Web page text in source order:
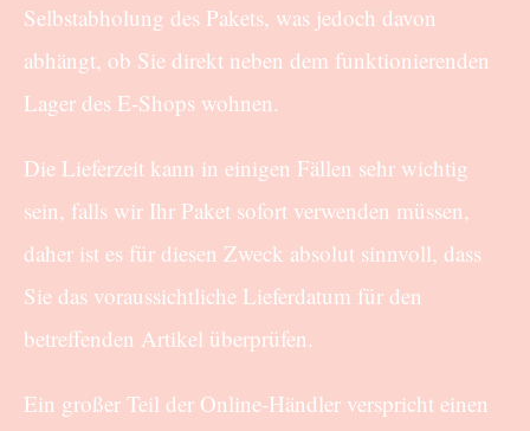
Selbstabholung des Pakets, was jedoch davon
abhängt, ob Sie direkt neben dem funktionierenden
Lager des E-Shops wohnen.
Die Lieferzeit kann in einigen Fällen sehr wichtig
sein, falls wir Ihr Paket sofort verwenden müssen,
daher ist es für diesen Zweck absolut sinnvoll, dass
Sie das voraussichtliche Lieferdatum für den
betreffenden Artikel überprüfen.
Ein großer Teil der Online-Händler verspricht einen